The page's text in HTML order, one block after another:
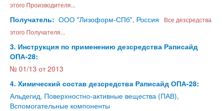
этого Производителя...
Получатель: ООО "Лизоформ-СПб", Россия
Все дезсредства
этого Получателя...
3. Инструкция по применению дезсредства Раписайд
ОПА-28:
№ 01/13 от 2013
4. Химический состав дезсредства Раписайд ОПА-28:
Альдегид, Поверхностно-активные вещества (ПАВ),
Вспомогательные компоненты